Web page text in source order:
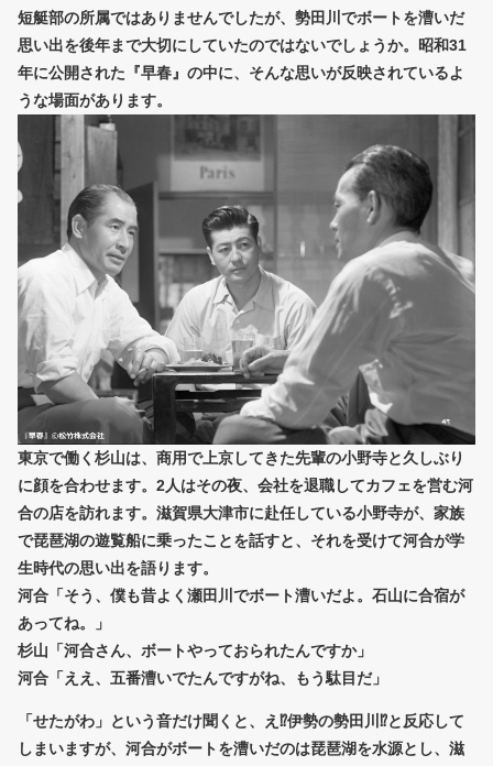
短艇部の所属ではありませんでしたが、勢田川でボートを漕いだ
思い出を後年まで大切にしていたのではないでしょうか。昭和31
年に公開された『早春』の中に、そんな思いが反映されているよ
うな場面があります。
東京で働く杉山は、商用で上京してきた先輩の小野寺と久しぶり
に顔を合わせます。2人はその夜、会社を退職してカフェを営む河
合の店を訪れます。滋賀県大津市に赴任している小野寺が、家族
で琵琶湖の遊覧船に乗ったことを話すと、それを受けて河合が学
生時代の思い出を語ります。
河合「そう、僕も昔よく瀬田川でボート漕いだよ。石山に合宿が
あってね。」
杉山「河合さん、ボートやっておられたんですか」
河合「ええ、五番漕いでたんですがね、もう駄目だ」
「せたがわ」という音だけ聞くと、え⁉︎伊勢の勢田川⁉︎と反応して
しまいますが、河合がボートを漕いだのは琵琶湖を水源とし、滋